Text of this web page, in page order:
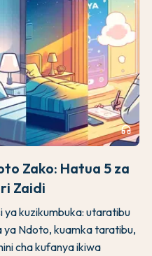
headphones
Zako: Hatua 5 za
Zaidi
ya kuzikumbuka: utaratibu
ya Ndoto, kuamka taratibu,
cha kufanya ikiwa